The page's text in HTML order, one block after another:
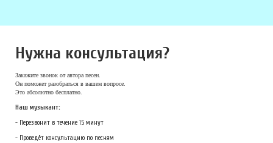
Нужна консультация?
Закажите звонок от автора песен.
Он поможет разобраться в вашем вопросе.
Это абсолютно бесплатно.
Наш музыкант:
- Перезвонит в течение 15 минут
- Проведёт консультацию по песням